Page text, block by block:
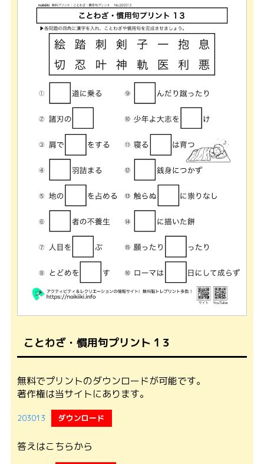
ことわざ・慣用句プリント 1３
無料でプリントのダウンロードが可能です。
著作権は当サイトにあります。
203013 ダウンロード
答えはこちらから